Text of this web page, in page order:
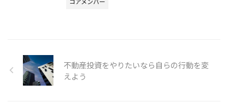
不動産投資をやりたいなら自らの行動を変
えよう